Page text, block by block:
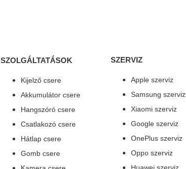
SZOLGÁLTATÁSOK
Kijelző csere
Akkumulátor csere
Hangszóró csere
Csatlakozó csere
Hátlap csere
Gomb csere
SZERVIZ
Apple szerviz
Samsung szerviz
Xiaomi szerviz
Google szerviz
OnePlus szerviz
Oppo szerviz